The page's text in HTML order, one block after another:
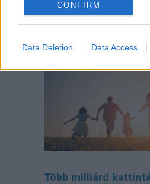
CONFIRM
Data Deletion Data Access
bővül a család
Több milliárd